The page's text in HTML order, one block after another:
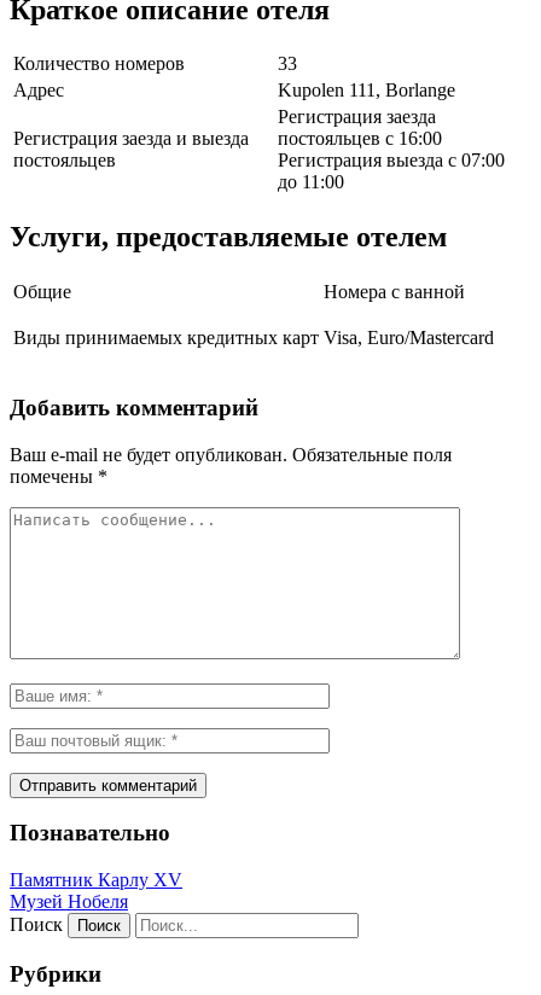
Краткое описание отеля
Количество номеров
33
Адрес
Kupolen 111, Borlange
Регистрация заезда и выезда
постояльцев
Регистрация заезда
постояльцев с 16:00
Регистрация выезда с 07:00
до 11:00
Услуги, предоставляемые отелем
Общие Номера с ванной
Виды принимаемых кредитных карт Visa, Euro/Mastercard
Добавить комментарий
Ваш e-mail не будет опубликован. Обязательные поля
помечены *
Познавательно
Памятник Карлу XV
Музей Нобеля
Поиск
Рубрики